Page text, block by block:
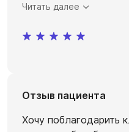
Читать далее
Отзыв пациента
Хочу поблагодарить